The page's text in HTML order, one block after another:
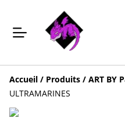
Accueil / Produits / ART BY
ULTRAMARINES